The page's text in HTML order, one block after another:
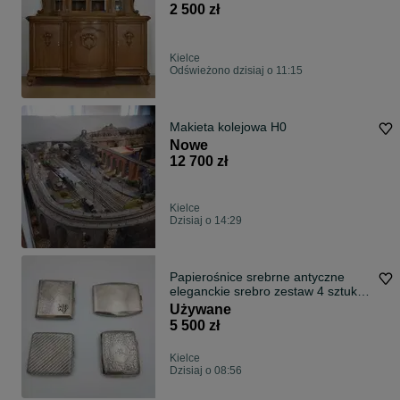
2 500 zł
Kielce
Odświeżono dzisiaj o 11:15
Makieta kolejowa H0
Nowe
12 700 zł
Kielce
Dzisiaj o 14:29
Papierośnice srebrne antyczne
eleganckie srebro zestaw 4 sztuk
unikaty
Używane
5 500 zł
Kielce
Dzisiaj o 08:56